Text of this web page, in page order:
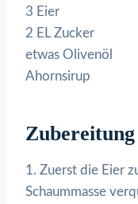
3 Eier
2 EL Zucker
etwas Olivenöl
Ahornsirup
Zubereitung
1. Zuerst die Eier
Schaummasse